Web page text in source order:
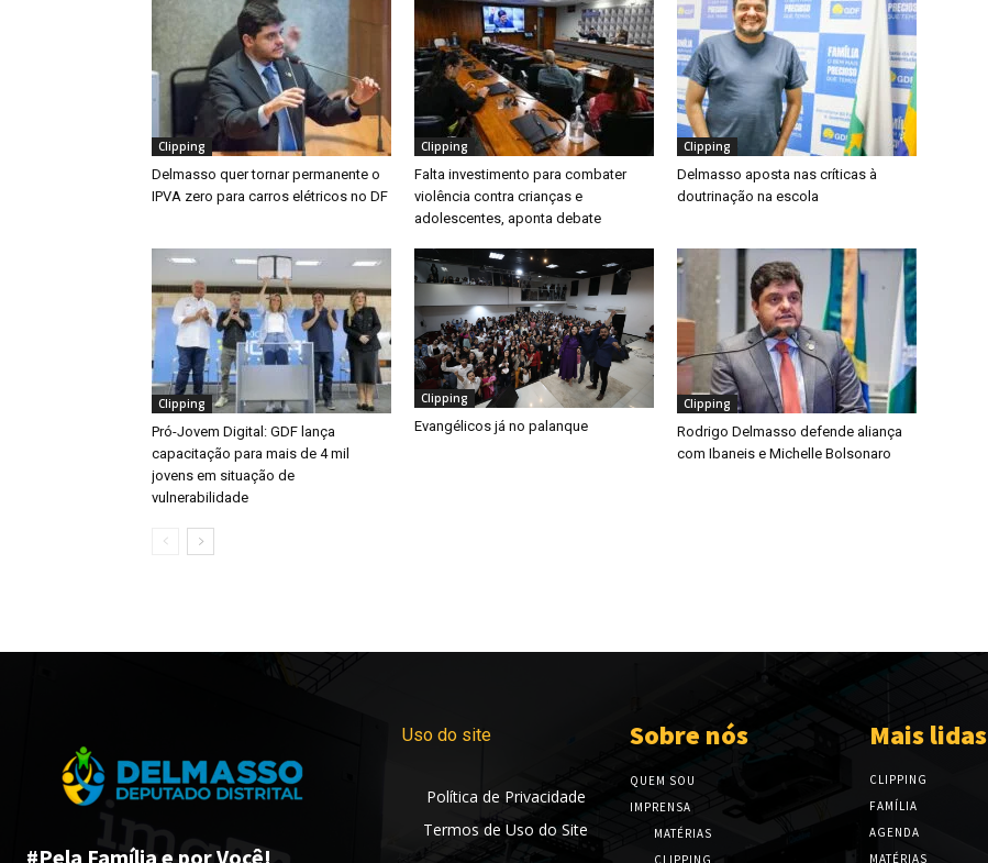
Clipping
Delmasso quer tornar permanente o
IPVA zero para carros elétricos no DF
Clipping
Falta investimento para combater
violência contra crianças e
adolescentes, aponta debate
Clipping
Delmasso aposta nas críticas à
doutrinação na escola
Clipping
Pró-Jovem Digital: GDF lança
capacitação para mais de 4 mil
jovens em situação de
vulnerabilidade
Clipping
Evangélicos já no palanque
Clipping
Rodrigo Delmasso defende aliança
com Ibaneis e Michelle Bolsonaro
#Pela Família e por Você!
Uso do site
Política de Privacidade
Termos de Uso do Site
Sobre nós
QUEM SOU
IMPRENSA
MATÉRIAS
CLIPPING
Mais lidas
CLIPPING
FAMÍLIA
AGENDA
MATÉRIAS